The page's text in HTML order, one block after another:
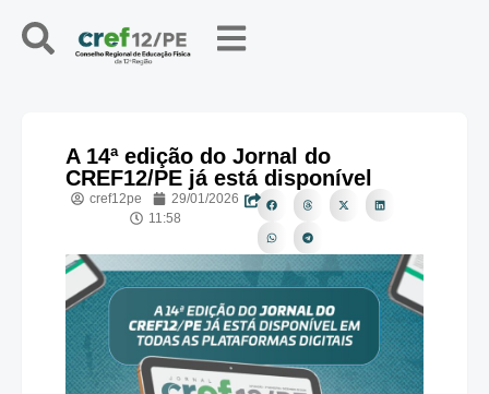
A 14ª edição do Jornal do
CREF12/PE já está disponível
cref12pe
29/01/2026
11:58